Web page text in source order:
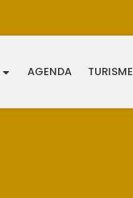
AGENDA TURISME